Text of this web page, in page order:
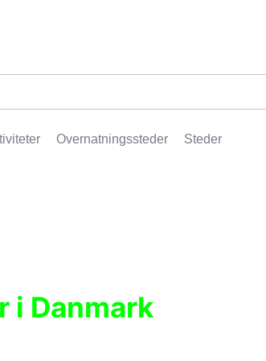
Overnatningssteder Steder
i Danmark